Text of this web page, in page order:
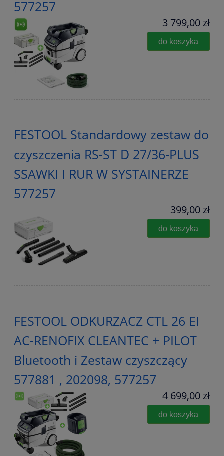
577257
3 799,00 zł
do koszyka
FESTOOL Standardowy zestaw do
czyszczenia RS-ST D 27/36-PLUS
SSAWKI I RUR W SYSTAINERZE
577257
399,00 zł
do koszyka
FESTOOL ODKURZACZ CTL 26 EI
AC-RENOFIX CLEANTEC + PILOT
Bluetooth i Zestaw czyszczący
577881 , 202098, 577257
4 699,00 zł
do koszyka